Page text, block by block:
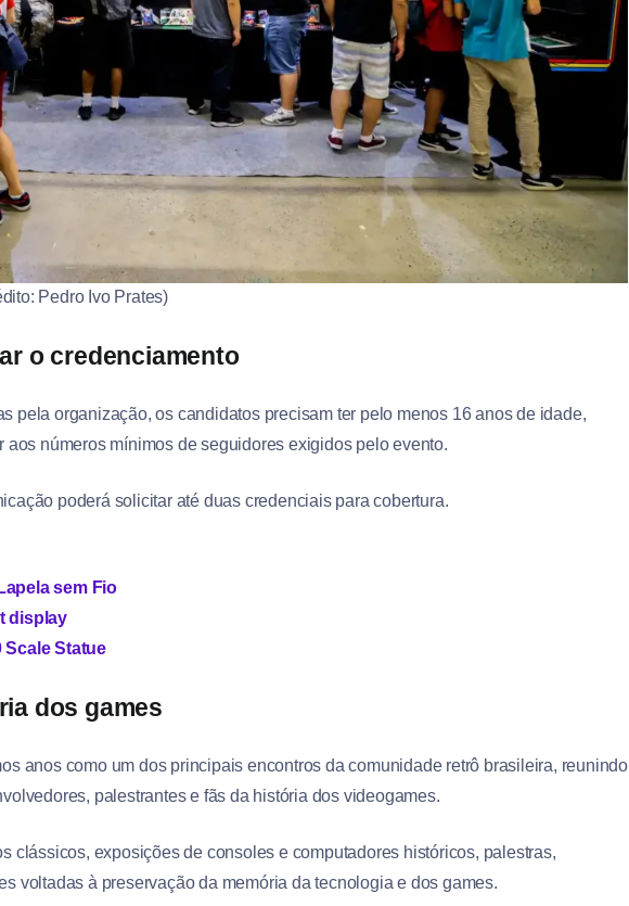
Pedro Ivo Prates)
o credenciamento
pela organização, os candidatos precisam ter pelo menos 16 anos de idade,
aos números mínimos de seguidores exigidos pelo evento.
poderá solicitar até duas credenciais para cobertura.
sem Fio
display
Scale Statue
dos games
anos como um dos principais encontros da comunidade retrô brasileira, reunindo
palestrantes e fãs da história dos videogames.
clássicos, exposições de consoles e computadores históricos, palestras,
voltadas à preservação da memória da tecnologia e dos games.